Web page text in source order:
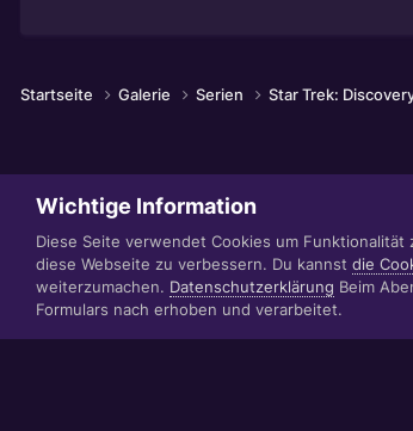
Startseite Galerie Serien Star Trek:
Wichtige Information
Diese Seite verwendet Cookies um
diese Webseite zu verbessern. Du kannst die
weiterzumachen. Datenschutzerklärung Beim
Formulars nach erhoben und verarbeitet.